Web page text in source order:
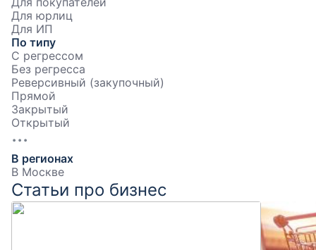
Для юрлиц
Для ИП
По типу
С регрессом
Без регресса
Реверсивный (закупочный)
Прямой
Закрытый
Открытый
В регионах
В Москве
Статьи про бизнес